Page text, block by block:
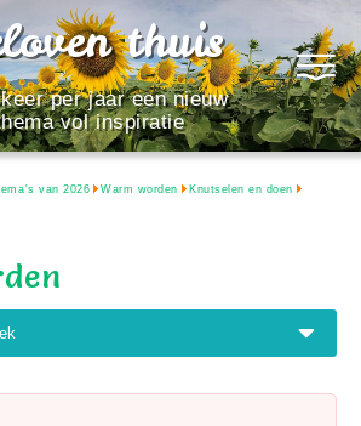
thuis
per jaar een nieuw
vol inspiratie
van 2026 Warm worden Knutselen en doen